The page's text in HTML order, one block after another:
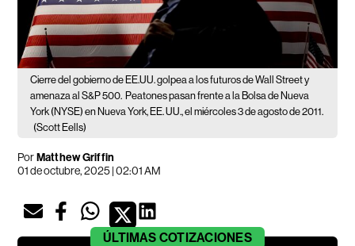
Cierre del gobierno de EE.UU. golpea a los futuros de Wall Street y
amenaza al S&P 500. Peatones pasan frente a la Bolsa de Nueva
York (NYSE) en Nueva York, EE. UU., el miércoles 3 de agosto de 2011.
(Scott Eells)
PorMatthew Griffin
01 de octubre, 2025 | 02:01 AM
ÚLTIMAS COTIZACIONES